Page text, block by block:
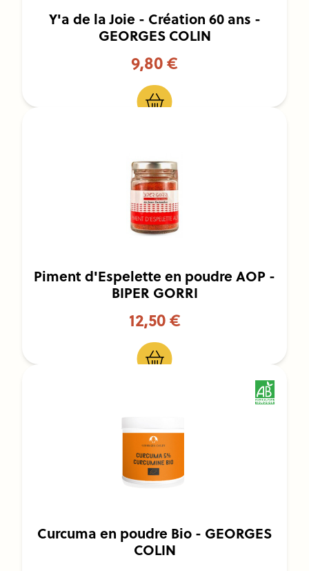
Y'a de la Joie - Création 60 ans -
GEORGES COLIN
9,80 €
Piment d'Espelette en poudre AOP -
BIPER GORRI
12,50 €
Curcuma en poudre Bio - GEORGES
COLIN